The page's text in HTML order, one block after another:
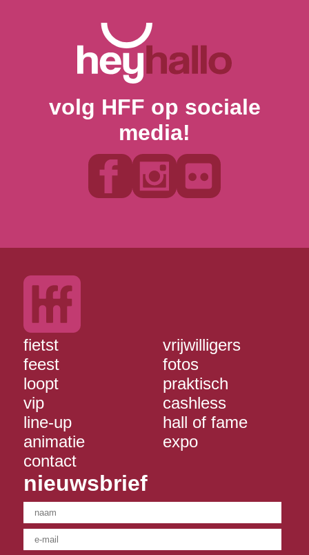
volg HFF op sociale
media!
fietst
feest
loopt
vip
line-up
animatie
contact
vrijwilligers
fotos
praktisch
cashless
hall of fame
expo
nieuwsbrief